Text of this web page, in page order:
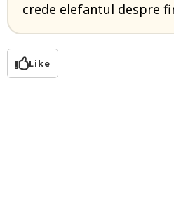
crede elefantul despre
Like